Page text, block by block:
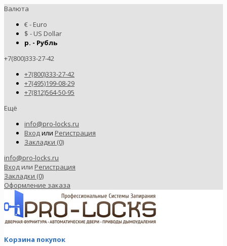
Валюта
€ - Euro
$ - US Dollar
р. - Рубль
+7(800)333-27-42
+7(800)333-27-42
+7(495)199-08-29
+7(812)564-50-95
Ещё
info@pro-locks.ru
Входили Регистрация
Закладки (0)
info@pro-locks.ru
Вход или Регистрация
Закладки (0)
Оформление заказа
Корзина покупок